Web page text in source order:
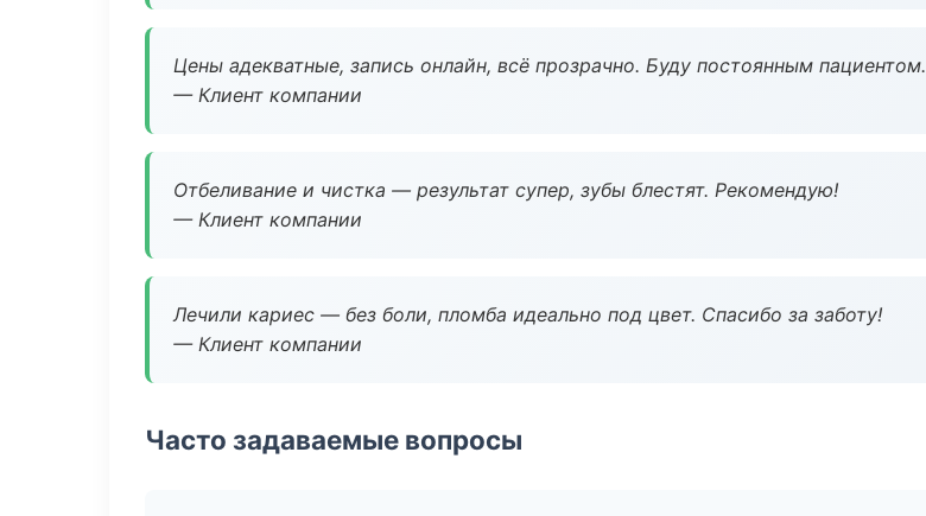
Цены адекватные, запись онлайн, всё прозрачно. Буду постоянным пациентом.
— Клиент компании
Отбеливание и чистка — результат супер, зубы блестят. Рекомендую!
— Клиент компании
Лечили кариес — без боли, пломба идеально под цвет. Спасибо за заботу!
— Клиент компании
Часто задаваемые вопросы